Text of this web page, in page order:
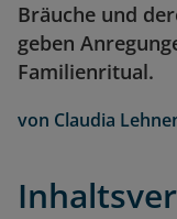
Bräuche und
geben
Familienritual.
von Claudia